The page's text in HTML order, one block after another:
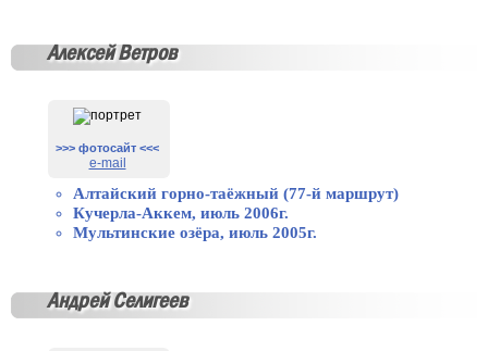
Алексей Ветров
>>> фотосайт <<<
e-mail
Алтайский горно-таёжный (77-й маршрут)
Кучерла-Аккем, июль 2006г.
Мультинские озёра, июль 2005г.
Андрей Селигеев